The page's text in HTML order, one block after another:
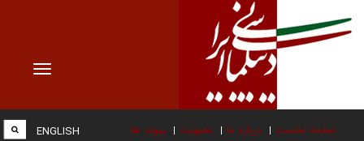
Toggle
صفحه نخست درباره ما عضویت پیوند ها ENGLISH